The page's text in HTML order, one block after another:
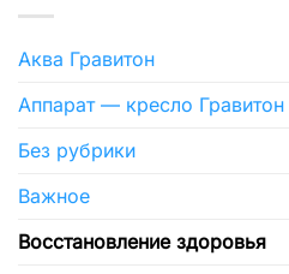
Аква Гравитон
Аппарат — кресло Гравитон
Без рубрики
Важное
Восстановление здоровья